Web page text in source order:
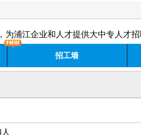
浦江企业和人才提供大中专人才
招工墙